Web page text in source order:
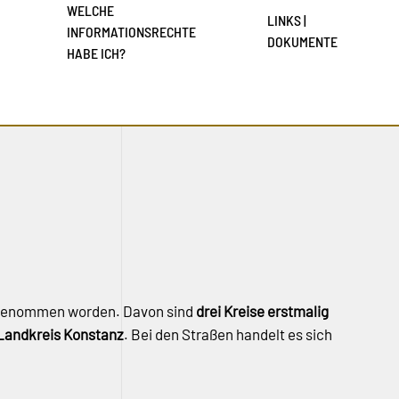
WELCHE
INFORMATIONSRECHTE
HABE ICH?
LINKS |
DOKUMENTE
worden. Davon sind drei Kreise erstmalig
Konstanz. Bei den Straßen handelt es sich